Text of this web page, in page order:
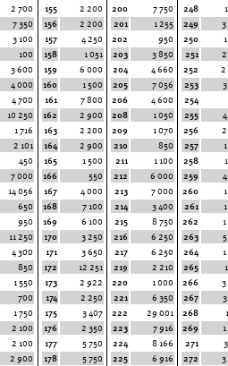
2 700
7 350
3 100
100
3 600
4 000
4 700
10 250
1 716
2 101
450
7 000
14 056
650
950
11 250
4 300
850
1 550
700
1 750
2 100
2 100
2 900
155
2 200
156
2 200
157
4 250
158
1 051
159
6 000
160
1 500
161
7 800
162
2 900
163
2 200
164
2 900
165
1 500
166
550
167
4 000
168
7 100
169
6 100
170
3 250
171
3 650
172
12 251
173
2 922
174
2 250
175
3 407
176
2 350
177
5 750
178
5 750
200
7 750
201
1 255
202
950
203
3 850
204
4 660
205
7 056
206
4 600
208
1 050
209
1 070
210
850
211
1 100
212
6 000
213
7 000
214
3 400
215
8 750
216
6 250
217
6 250
219
2 210
220
1 000
221
6 350
222
29 001
223
7 916
224
8 166
225
6 916
248
249
250
251
252
2
253
254
255
256
257
258
259
260
261
262
263
264
265
266
267
268
269
271
272